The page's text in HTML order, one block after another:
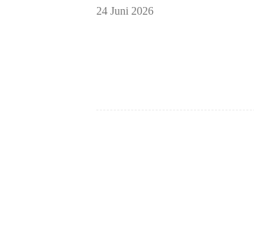
24 Juni 2026